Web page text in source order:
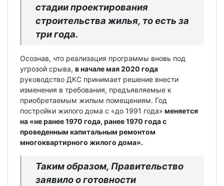
стадии проектирования
строительства жилья, то есть за
три года.
Осознав, что реализация программы вновь под
угрозой срыва, в начале мая 2020 года
руководство ДКС принимает решение внести
изменения в требования, предъявляемые к
приобретаемым жилым помещениям. Год
постройки жилого дома с «до 1991 года» меняется
на «не ранее 1970 года, ранее 1970 года с
проведенным капитальным ремонтом
многоквартирного жилого дома».
Таким образом, Правительство
заявило о готовности